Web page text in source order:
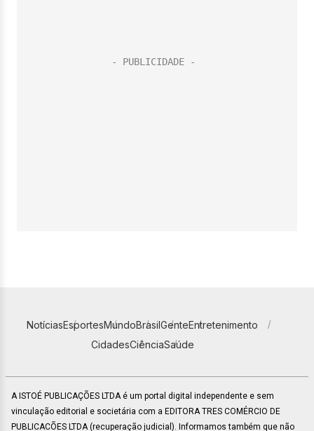
NotíciasEsportesMundoBrasilGenteEntretenimento
CidadesCiênciaSaúde
A ISTOÉ PUBLICAÇÕES LTDA é um portal digital independente e sem
vinculação editorial e societária com a EDITORA TRES COMÉRCIO DE
PUBLICACÕES LTDA (recuperação judicial). Informamos também que não